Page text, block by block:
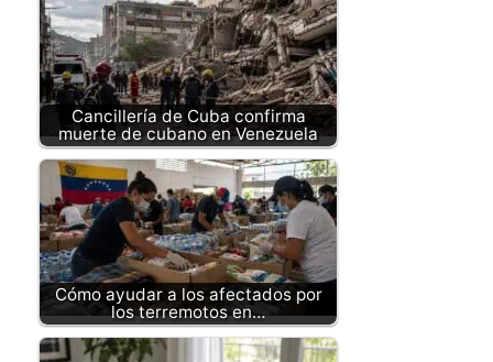
Cancillería de Cuba confirma
muerte de cubano en Venezuela
Cómo ayudar a los afectados por
los terremotos en…